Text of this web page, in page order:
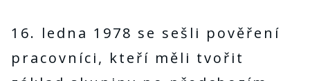
16. ledna 1978 se sešli pověření
pracovníci, kteří měli tvořit